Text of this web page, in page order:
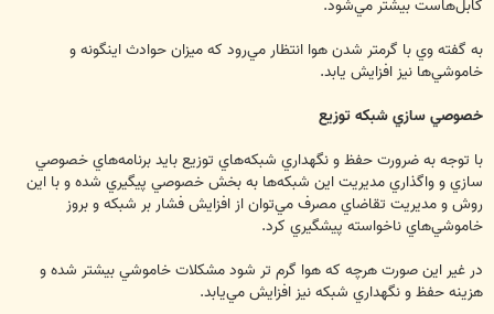
كابل‌هاست بيشتر مي‌شود.
به گفته وي با گرمتر شدن هوا انتظار مي‌رود كه ميزان حوادث اينگونه و
خاموشي‌ها نيز افزايش يابد.
خصوصي سازي شبكه توزيع
با توجه به ضرورت حفظ و نگهداري شبكه‌هاي توزيع بايد برنامه‌هاي خصوصي
سازي و واگذاري مديريت اين شبكه‌ها به بخش خصوصي پيگيري شده و با اين
روش و مديريت تقاضاي مصرف مي‌توان از افزايش فشار بر شبكه و بروز
خاموشي‌هاي ناخواسته پيشگيري كرد.
در غير اين صورت هرچه كه هوا گرم تر شود مشكلات خاموشي بيشتر شده و
هزينه حفظ و نگهداري شبكه نيز افزايش مي‌يابد.